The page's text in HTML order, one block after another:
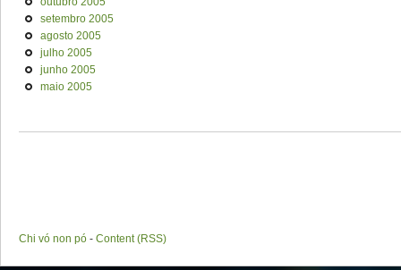
setembro 2005
agosto 2005
julho 2005
junho 2005
maio 2005
Chi vó non pó - Content (RSS)